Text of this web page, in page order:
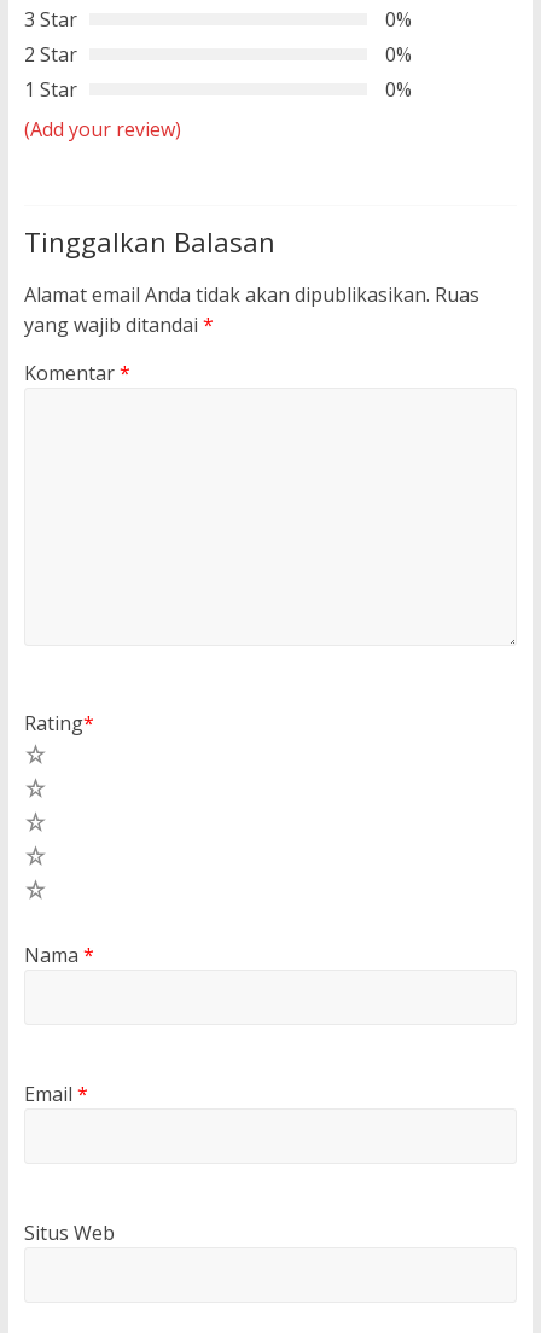
3 Star
0%
2 Star
0%
1 Star
0%
(Add your review)
Tinggalkan Balasan
Alamat email Anda tidak akan dipublikasikan. Ruas
yang wajib ditandai *
Komentar*
Rating*
Nama *
Email *
Situs Web